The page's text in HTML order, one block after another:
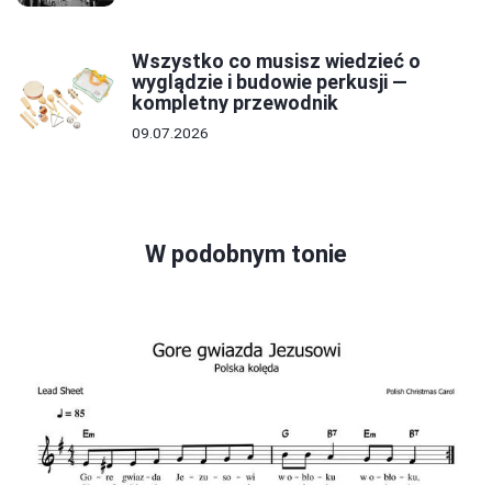
Wszystko co musisz wiedzieć o
wyglądzie i budowie perkusji —
kompletny przewodnik
09.07.2026
W podobnym tonie